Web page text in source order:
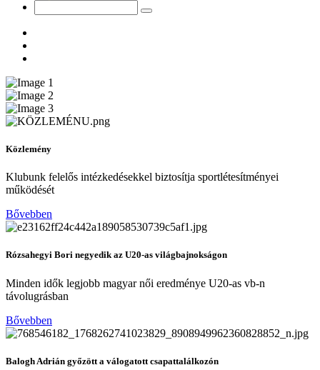
Közlemény
Klubunk felelős intézkedésekkel biztosítja sportlétesítményei
működését
Bővebben
Rózsahegyi Bori negyedik az U20-as világbajnokságon
Minden idők legjobb magyar női eredménye U20-as vb-n
távolugrásban
Bővebben
Balogh Adrián győzött a válogatott csapattalálkozón